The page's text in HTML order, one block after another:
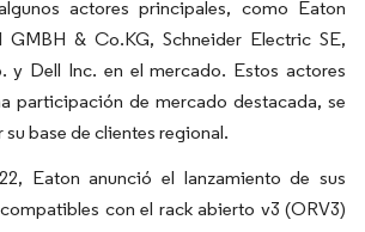
actores principales, como Eaton
& Co.KG, Schneider Electric SE,
y Dell Inc. en el mercado. Estos actores
participación de mercado destacada, se
base de clientes regional.
Eaton anunció el lanzamiento de sus
con el rack abierto v3 (ORV3)